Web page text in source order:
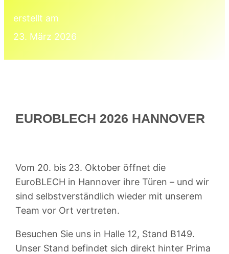
erstellt am
23. März 2026
EUROBLECH 2026 HANNOVER
Vom 20. bis 23. Oktober öffnet die
EuroBLECH in Hannover ihre Türen – und wir
sind selbstverständlich wieder mit unserem
Team vor Ort vertreten.
Besuchen Sie uns in Halle 12, Stand B149.
Unser Stand befindet sich direkt hinter Prima